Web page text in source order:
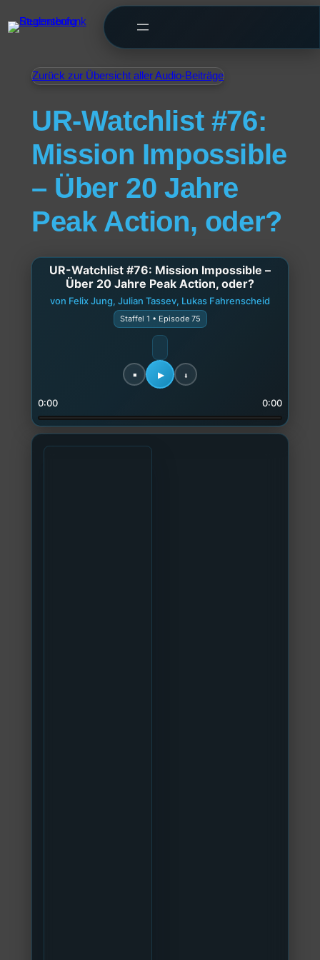
Zurück zur Übersicht aller Audio-Beiträge
UR-Watchlist #76:
Mission Impossible
– Über 20 Jahre
Peak Action, oder?
UR-Watchlist #76: Mission Impossible –
Über 20 Jahre Peak Action, oder?
von Felix Jung, Julian Tassev, Lukas Fahrenscheid
Staffel 1 • Episode 75
0:00 0:00